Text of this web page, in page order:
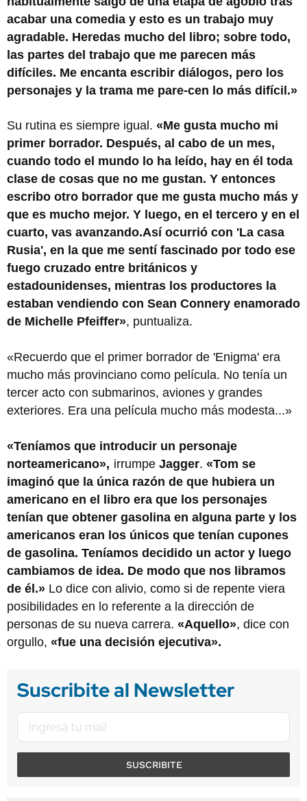
acabar una comedia y esto es un trabajo muy
agradable. Heredas mucho del libro; sobre todo,
las partes del trabajo que me parecen más
difíciles. Me encanta escribir diálogos, pero los
personajes y la trama me pare-cen lo más difícil.»
Su rutina es siempre igual. «Me gusta mucho mi
primer borrador. Después, al cabo de un mes,
cuando todo el mundo lo ha leído, hay en él toda
clase de cosas que no me gustan. Y entonces
escribo otro borrador que me gusta mucho más y
que es mucho mejor. Y luego, en el tercero y en el
cuarto, vas avanzando.Así ocurrió con 'La casa
Rusia', en la que me sentí fascinado por todo ese
fuego cruzado entre británicos y
estadounidenses, mientras los productores la
estaban vendiendo con Sean Connery enamorado
de Michelle Pfeiffer», puntualiza.
«Recuerdo que el primer borrador de 'Enigma' era
mucho más provinciano como película. No tenía un
tercer acto con submarinos, aviones y grandes
exteriores. Era una película mucho más modesta...»
«Teníamos que introducir un personaje
norteamericano», irrumpe Jagger. «Tom se
imaginó que la única razón de que hubiera un
americano en el libro era que los personajes
tenían que obtener gasolina en alguna parte y los
americanos eran los únicos que tenían cupones
de gasolina. Teníamos decidido un actor y luego
cambiamos de idea. De modo que nos libramos
de él.» Lo dice con alivio, como si de repente viera
posibilidades en lo referente a la dirección de
personas de su nueva carrera. «Aquello», dice con
orgullo, «fue una decisión ejecutiva».
Suscribite al Newsletter
SUSCRIBITE